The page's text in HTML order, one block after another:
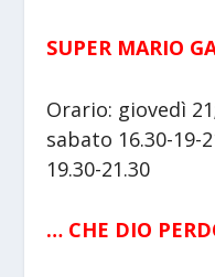
SUPER MARIO
Orario: giovedì
sabato 16.30-19-
19.30-21.30
… CHE DIO